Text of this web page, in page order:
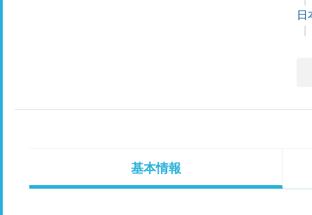
日
基本情報